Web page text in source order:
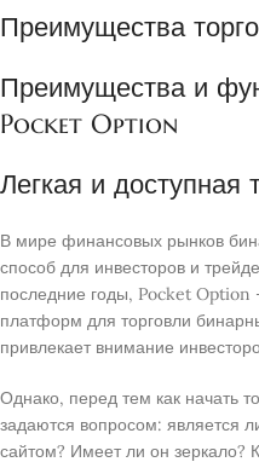
Преимущества
Преимущества и
Pocket Option
Легкая и доступная
В мире финансовых рынков
способ для инвесторов и
последние годы, Pocket Option
платформ для торговли
привлекает внимание
Однако, перед тем как начать
задаются вопросом: является
сайтом? Имеет ли он зеркало?